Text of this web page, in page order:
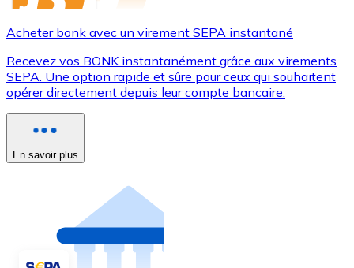
Acheter bonk avec un virement SEPA instantané
Recevez vos BONK instantanément grâce aux virements
SEPA. Une option rapide et sûre pour ceux qui souhaitent
opérer directement depuis leur compte bancaire.
En savoir plus